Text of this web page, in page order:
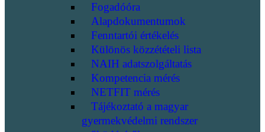
Fogadóóra
Alapdokumentumok
Fenntartói értékelés
Különös közzétételi lista
NAIH adatszolgáltatás
Kompetencia mérés
NETFIT mérés
Tájékoztató a magyar
gyermekvédelmi rendszer